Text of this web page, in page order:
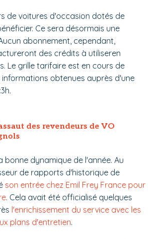
de voitures d'occasion dotés de
Ce sera désormais une
abonnement, cependant,
des crédits à utiliseren
Le grille tarifaire est en cours de
informations obtenues auprès d'une
des revendeurs de VO
bonne dynamique de l'année. Au
de rapports d'historique de
son entrée chez Emil Frey France pour
. Cela avait été officialisé quelques
l'enrichissement du service avec les
plans d'entretien.